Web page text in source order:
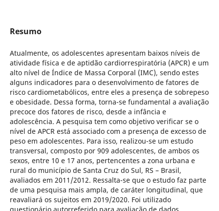
Resumo
Atualmente, os adolescentes apresentam baixos níveis de
atividade física e de aptidão cardiorrespiratória (APCR) e um
alto nível de Índice de Massa Corporal (IMC), sendo estes
alguns indicadores para o desenvolvimento de fatores de
risco cardiometabólicos, entre eles a presença de sobrepeso
e obesidade. Dessa forma, torna-se fundamental a avaliação
precoce dos fatores de risco, desde a infância e
adolescência. A pesquisa tem como objetivo verificar se o
nível de APCR está associado com a presença de excesso de
peso em adolescentes. Para isso, realizou-se um estudo
transversal, composto por 909 adolescentes, de ambos os
sexos, entre 10 e 17 anos, pertencentes a zona urbana e
rural do município de Santa Cruz do Sul, RS – Brasil,
avaliados em 2011/2012. Ressalta-se que o estudo faz parte
de uma pesquisa mais ampla, de caráter longitudinal, que
reavaliará os sujeitos em 2019/2020. Foi utilizado